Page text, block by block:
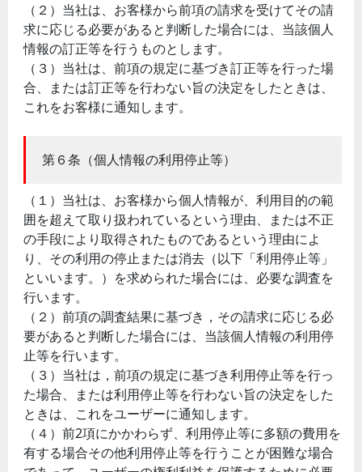
（２）当社は、お客様から前項の請求を受けてその請
求に応じる必要があると判断した場合には、当該個人
情報の訂正等を行うものとします。
（３）当社は、前項の規定に基づき訂正等を行った場
合、または訂正等を行わない旨の決定をしたときは、
これをお客様に通知します。
第６条（個人情報の利用停止等）
（１）当社は、お客様から個人情報が、利用目的の範
囲を超えて取り扱われているという理由、または不正
の手段により取得されたものであるという理由によ
り、その利用の停止または消去（以下「利用停止等」
といいます。）を求められた場合には、必要な調査を
行います。
（２）前項の調査結果に基づき，その請求に応じる必
要があると判断した場合には、当該個人情報の利用停
止等を行います。
（３）当社は，前項の規定に基づき利用停止等を行っ
た場合、または利用停止等を行わない旨の決定をした
ときは、これをユーザーに通知します。
（４）前2項にかかわらず、利用停止等に多額の費用を
有する場合その他利用停止等を行うことが困難な場合